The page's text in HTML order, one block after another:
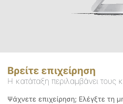
Βρείτε επιχείρηση
Η κατάταξη περιλαμβάνει τους
Ψάχνετε επιχείρηση; Ελέγξτε τη